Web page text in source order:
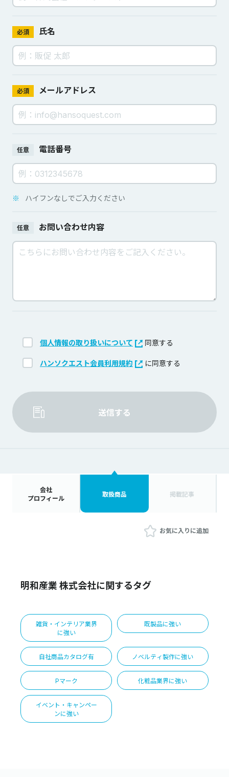
必須 氏名
必須 メールアドレス
任意 電話番号
※ ハイフンなしでご入力ください
任意 お問い合わせ内容
個人情報の取り扱いについて 同意する
ハンソクエスト会員利用規約 に同意する
送信する
会社
プロフィール
取扱商品 掲載記事
お気に入りに追加
明和産業 株式会社に関するタグ
雑貨・インテリア業界
に強い
既製品に強い
自社商品カタログ有 ノベルティ製作に強い
Pマーク 化粧品業界に強い
イベント・キャンペー
ンに強い